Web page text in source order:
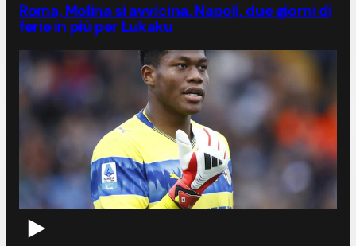
Roma, Molina si avvicina. Napoli, due giorni di
ferie in più per Lukaku